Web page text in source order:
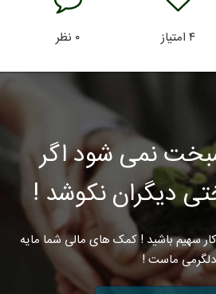
۴امتیاز ۰ نظر
نمی شود اگر
دیگران نکوشد !
سهیم باشید ! کمک های مالی شما مایه
دلگرمی ماست !